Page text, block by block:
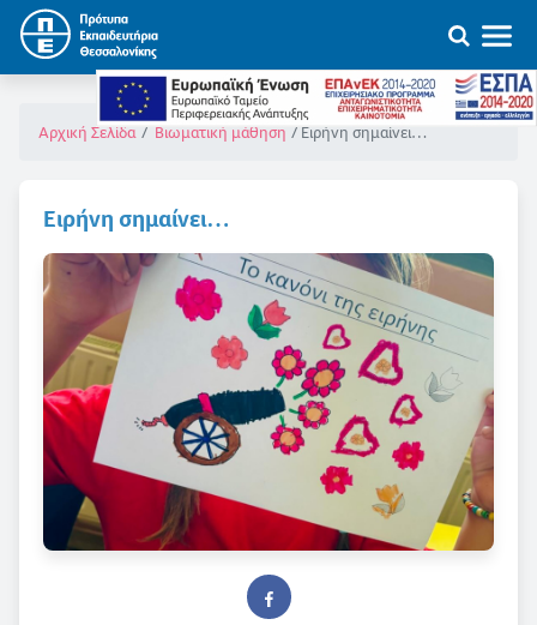
Αρχική Σελίδα Βιωματική μάθηση Ειρήνη σημαίνει…
Ειρήνη σημαίνει…